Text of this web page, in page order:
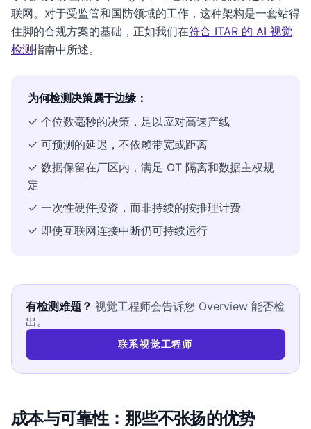
联网。对于受监管和国防领域的工作，这种架构是一套站得
住脚的合规方案的基础，正如我们在符合 ITAR 的 AI 视觉
检测指南中所述。
为何检测决策属于边缘：
✓ 个位数毫秒的决策，足以应对高速产线
✓ 可预测的延迟，不依赖带宽或距离
✓ 数据保留在厂区内，满足 OT 隔离和数据主权规
定
✓ 一次性硬件投资，而非持续的按推理计费
✓ 即使互联网连接中断仍可持续运行
有检测难题？ 视觉工程师会告诉您 Overview 能否检
出。
联系视觉工程师
成本与可靠性：那些不张扬的优势